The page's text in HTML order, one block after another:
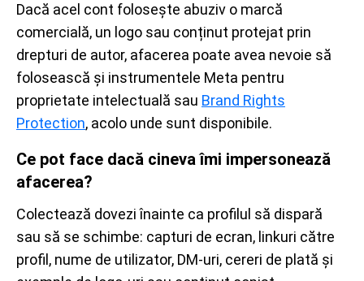
Dacă acel cont folosește abuziv o marcă
comercială, un logo sau conținut protejat prin
drepturi de autor, afacerea poate avea nevoie să
folosească și instrumentele Meta pentru
proprietate intelectuală sau Brand Rights
Protection, acolo unde sunt disponibile.
Ce pot face dacă cineva îmi impersonează
afacerea?
Colectează dovezi înainte ca profilul să dispară
sau să se schimbe: capturi de ecran, linkuri către
profil, nume de utilizator, DM-uri, cereri de plată și